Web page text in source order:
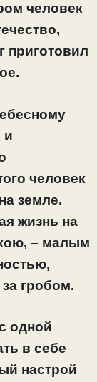
человек
приготовил
и
человек
земле.
жизнь на
– малым
гробом.
одной
в себе
настрой